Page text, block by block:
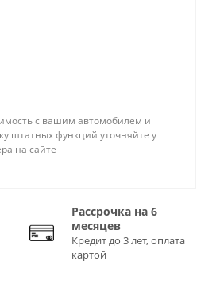
с вашим автомобилем и
штатных функций уточняйте у
на сайте
Рассрочка на 6
месяцев
Кредит до 3 лет, оплата
картой